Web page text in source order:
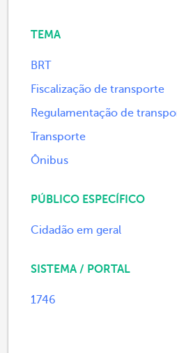
TEMA
BRT
Fiscalização de transporte
Regulamentação de
Transporte
Ônibus
PÚBLICO ESPECÍFICO
Cidadão em geral
SISTEMA / PORTAL
1746